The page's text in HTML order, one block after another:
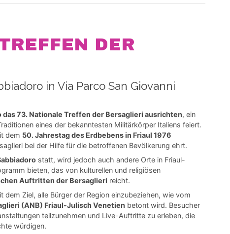
DER
in Via Parco San Giovanni
das 73. Nationale Treffen der Bersaglieri ausrichten, ein
eines der bekanntesten Militärkörper Italiens feiert.
dem 50. Jahrestag des Erdbebens in Friaul 1976
bei der Hilfe für die betroffenen Bevölkerung ehrt.
statt, wird jedoch auch andere Orte in Friaul-
bieten, das von kulturellen und religiösen
Auftritten der Bersaglieri reicht.
Ziel, alle Bürger der Region einzubeziehen, wie vom
(ANB) Friaul-Julisch Venetien betont wird. Besucher
teilzunehmen und Live-Auftritte zu erleben, die
würdigen.